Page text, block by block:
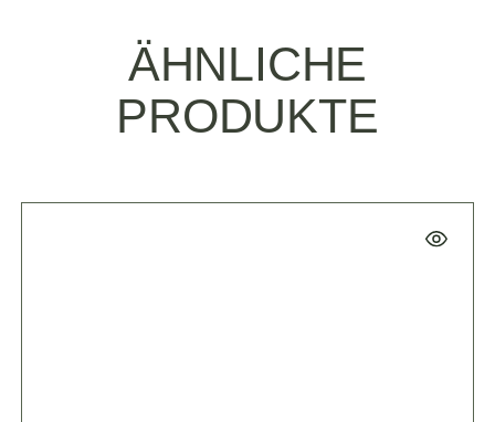
ÄHNLICHE
PRODUKTE